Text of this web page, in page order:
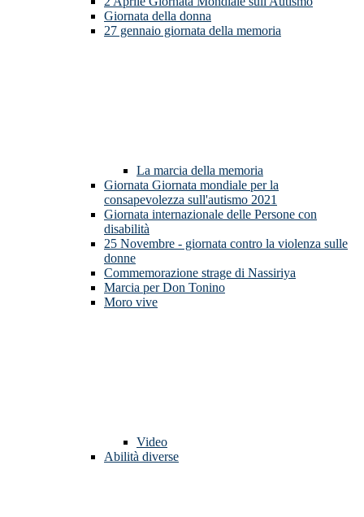
Giornata della donna
27 gennaio giornata della memoria
La marcia della memoria
Giornata Giornata mondiale per la
consapevolezza sull'autismo 2021
Giornata internazionale delle Persone con
disabilità
25 Novembre - giornata contro la violenza sulle
donne
Commemorazione strage di Nassiriya
Marcia per Don Tonino
Moro vive
Video
Abilità diverse